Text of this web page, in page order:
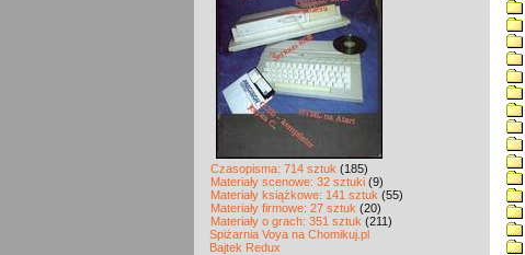
Czasopisma: 714 sztuk (185)
Materiały scenowe: 32 sztuki (9)
Materiały książkowe: 141 sztuk (55)
Materiały firmowe: 27 sztuk (20)
Materiały o grach: 351 sztuk (211)
Spiżarnia Voya na Chomikuj.pl
Bajtek Redux